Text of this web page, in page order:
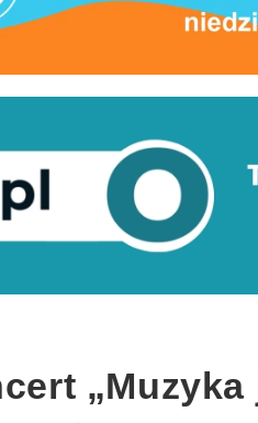
„Muzyka